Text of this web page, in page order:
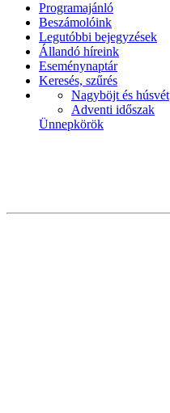
Programajánló
Beszámolóink
Legutóbbi bejegyzések
Állandó híreink
Eseménynaptár
Keresés, szűrés
Nagyböjt és húsvét
Adventi időszak
Ünnepkörök